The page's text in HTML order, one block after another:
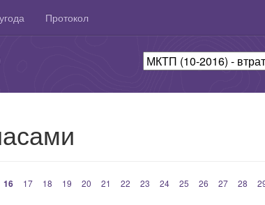
Протокол
16 17 18 19 20 21 22 23 24 25 26 27 28